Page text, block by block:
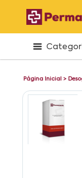
Página Inicial >